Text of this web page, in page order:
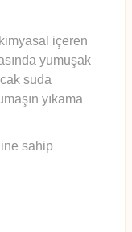
içeren
yumuşak
suda
yıkama
sahip